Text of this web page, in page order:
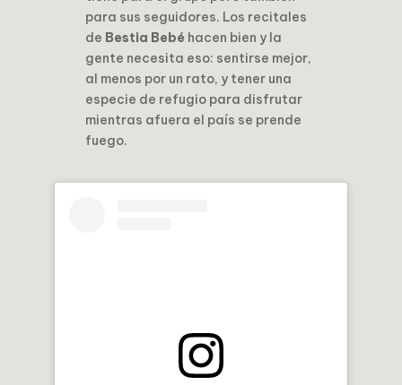
para sus seguidores. Los recitales
de Bestia Bebé hacen bien y la
gente necesita eso: sentirse mejor,
al menos por un rato, y tener una
especie de refugio para disfrutar
mientras afuera el país se prende
fuego.